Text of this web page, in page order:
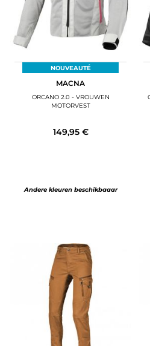
NOUVEAUTÉ
MACNA
ORCANO 2.0 - VROUWEN
MOTORVEST
149,95 €
Andere kleuren beschikbaaar